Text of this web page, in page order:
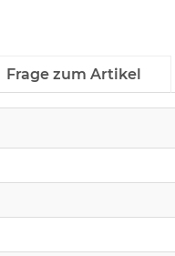
Frage zum Artikel